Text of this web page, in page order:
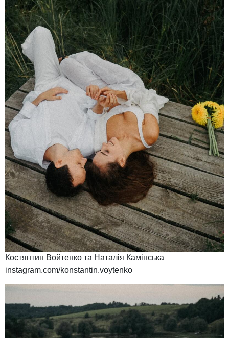
Костянтин Войтенко та Наталія Камінська
instagram.com/konstantin.voytenko